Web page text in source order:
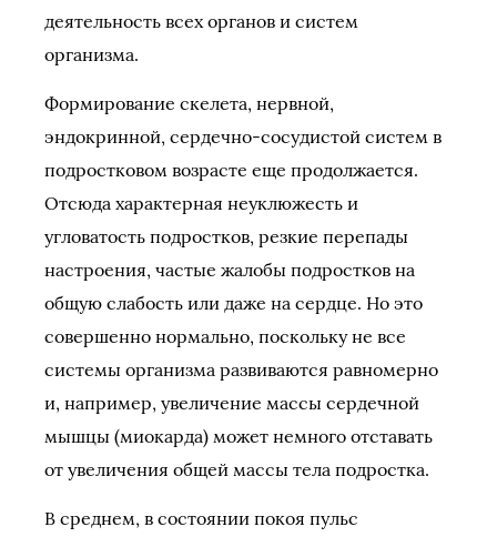
деятельность всех органов и систем
организма.
Формирование скелета, нервной,
эндокринной, сердечно-сосудистой систем в
подростковом возрасте еще продолжается.
Отсюда характерная неуклюжесть и
угловатость подростков, резкие перепады
настроения, частые жалобы подростков на
общую слабость или даже на сердце. Но это
совершенно нормально, поскольку не все
системы организма развиваются равномерно
и, например, увеличение массы сердечной
мышцы (миокарда) может немного отставать
от увеличения общей массы тела подростка.
В среднем, в состоянии покоя пульс